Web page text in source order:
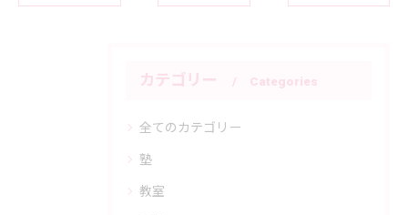
カテゴリー Categories
全てのカテゴリー
塾
教室